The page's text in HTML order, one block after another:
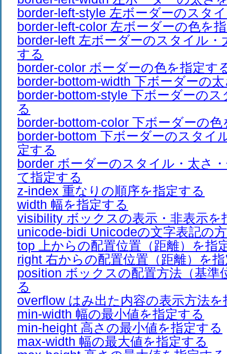
border-left-style 左ボーダーのスタ
border-left-color 左ボーダーの色を
border-left 左ボーダーのスタイル・
する
border-color ボーダーの色を指定す
border-bottom-width 下ボーダーの
border-bottom-style 下ボーダーの
る
border-bottom-color 下ボーダーの
border-bottom 下ボーダーのスタイ
定する
border ボーダーのスタイル・太さ
て指定する
z-index 重なりの順序を指定する
width 幅を指定する
visibility ボックスの表示・非表示を
unicode-bidi Unicodeの文字表記の
top 上からの配置位置（距離）を指
right 右からの配置位置（距離）を
position ボックスの配置方法（基準
る
overflow はみ出た内容の表示方法を
min-width 幅の最小値を指定する
min-height 高さの最小値を指定する
max-width 幅の最大値を指定する